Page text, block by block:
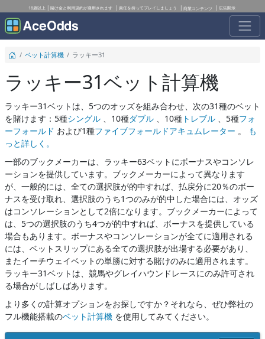
18歳以上 賭け金と利用規約が適用されます 責任を持ってプレイしましょう 商業コンテンツ 広告開示
ベット計算機 ラッキー31
ラッキー31ベット計算機
ラッキー31ベットは、5つのオッズを組み合わせ、次の31種のベット
を賭けます：5種シングル 、10種ダブル 、10種 トレブル 、5種フォ
ーフォールド および1種ファイブフォールドアキュムレーター 。
も
っと詳しく。
一部のブックメーカーは、ラッキー63ベットにボーナスやコンソレ
ーションを提供しています。ブックメーカーによって異なります
が、一般的には、全ての選択肢が的中すれば、払戻分に20％のボー
ナスを受け取れ、選択肢のうち1つのみが的中した場合には、オッズ
はコンソレーションとして2倍になります。ブックメーカーによって
は、5つの選択肢のうち4つが的中すれば、ボーナスを提供している
場合もあります。ボーナスやコンソレーションが全てに適用される
には、ベットスリップにある全ての選択肢が出場する必要があり、
またイーチウェイベットの単勝に対する賭けのみに適用されます。
ラッキー31ベットは、競馬やグレイハウンドレースにのみ許可され
る場合がしばしばあります。
より多くの計算オプションをお探しですか？それなら、ぜひ弊社の
フル機能搭載のベット計算機 を使用してみてください。